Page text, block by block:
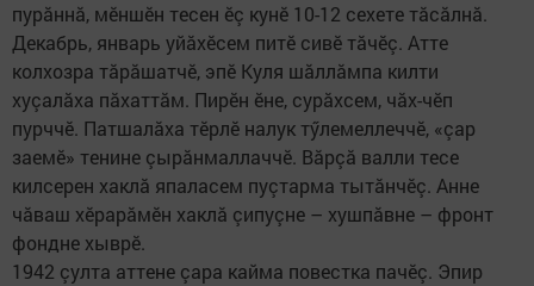
пурăннă, мӗншӗн тесен ӗç кунӗ 10-12 сехете тăсăлнă.
Декабрь, январь уйăхӗсем питӗ сивӗ тăчӗç. Атте
колхозра тăрăшатчӗ, эпӗ Куля шăллăмпа килти
хуçалăха пăхаттăм. Пирӗн ӗне, сурăхсем, чăх-чӗп
пурччӗ. Патшалăха тӗрлӗ налук тӳлемеллеччӗ, «çар
заемӗ» тенине çырăнмаллаччӗ. Вăрçă валли тесе
килсерен хаклă япаласем пуçтарма тытăнчӗç. Анне
чăваш хӗрарăмӗн хаклă çипуçне – хушпăвне – фронт
фондне хыврӗ.
1942 çулта аттене çара кайма повестка пачӗç. Эпир